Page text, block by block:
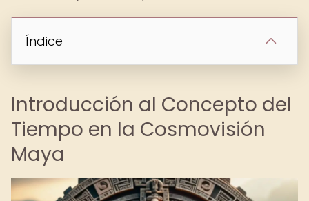
Índice
Introducción al Concepto del
Tiempo en la Cosmovisión
Maya